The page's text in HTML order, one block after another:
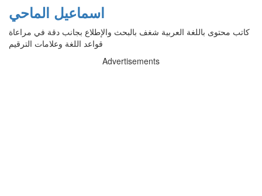
اسماعيل الماحي
كاتب محتوى باللغة العربية شغف بالبحث والإطلاع بجانب دقة في مراعاة
قواعد اللغة وعلامات الترقيم
Advertisements